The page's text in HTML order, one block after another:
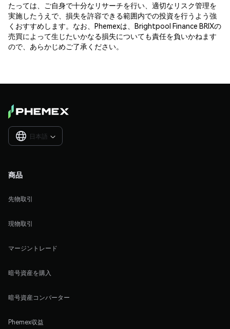
たっては、ご自身で十分なリサーチを行い、適切なリスク管理を
実施したうえで、損失を許容できる範囲内での投資を行うよう強
くおすすめします。なお、Phemexは、Brightpool Finance BRIXの
売買によって生じたいかなる損失についても責任を負いかねます
ので、あらかじめご了承ください。
日本語 
商品
先物取引
現物取引
マージントレード
暗号資産を購入
暗号資産コンバーター
Phemex収益